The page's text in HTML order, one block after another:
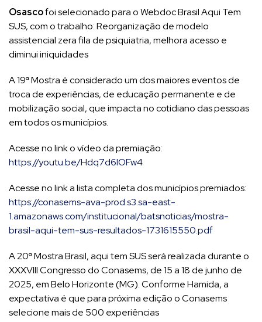
Osascofoi selecionado para o Webdoc Brasil Aqui Tem
SUS, com o trabalho: Reorganização de modelo
assistencial zera fila de psiquiatria, melhora acesso e
diminui iniquidades
A 19ª Mostra é considerado um dos maiores eventos de
troca de experiências, de educação permanente e de
mobilização social, que impacta no cotidiano das pessoas
em todos os municípios.
Acesse no link o vídeo da premiação:
https://youtu.be/Hdq7d6IOFw4
Acesse no link a lista completa dos municípios premiados:
https://conasems-ava-prod.s3.sa-east-
1.amazonaws.com/institucional/batsnoticias/mostra-
brasil-aqui-tem-sus-resultados-1731615550.pdf
A 20ª Mostra Brasil, aqui tem SUS será realizada durante o
XXXVIII Congresso do Conasems, de 15 a 18 de junho de
2025, em Belo Horizonte (MG). Conforme Hamida, a
expectativa é que para próxima edição o Conasems
selecione mais de 500 experiências